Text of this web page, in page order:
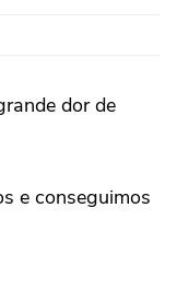
dor de
e conseguimos